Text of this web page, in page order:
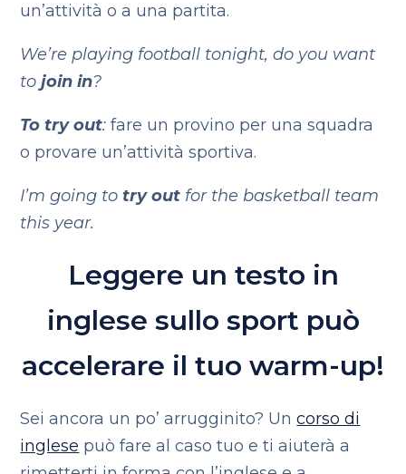
un’attività o a una partita.
We’re playing football tonight, do you want
tojoin in?
To try out: fare un provino per una squadra
o provare un’attività sportiva.
I’m going totry out for the basketball team
this year.
Leggere un testo in
inglese sullo sport può
accelerare il tuo warm-up!
Sei ancora un po’ arrugginito? Uncorso di
inglese può fare al caso tuo e ti aiuterà a